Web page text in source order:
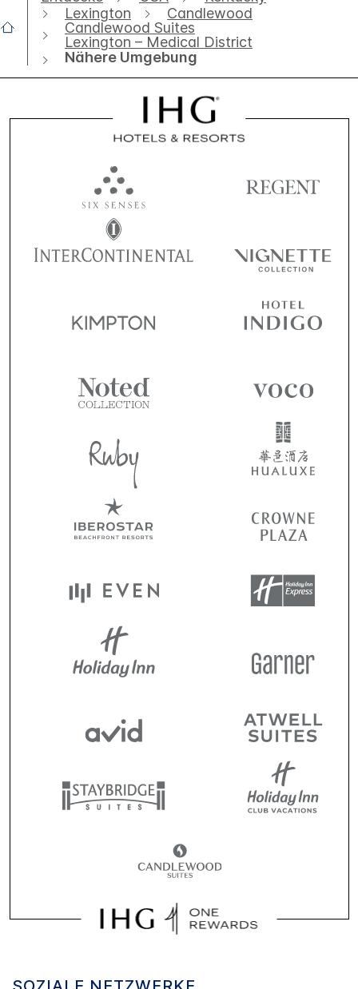
Lexington
Candlewood
Candlewood Suites
Lexington – Medical District
Nähere Umgebung